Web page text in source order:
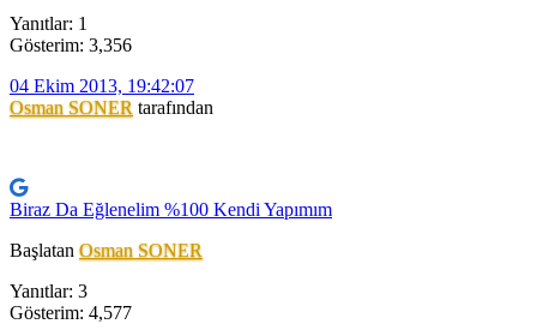
Yanıtlar: 1
Gösterim: 3,356
04 Ekim 2013, 19:42:07
Osman SONER tarafından
Biraz Da Eğlenelim %100 Kendi Yapımım
BaşlatanOsman SONER
Yanıtlar: 3
Gösterim: 4,577